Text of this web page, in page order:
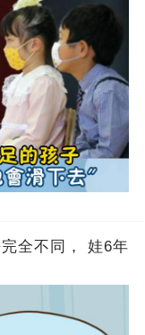
全不同， 娃6年